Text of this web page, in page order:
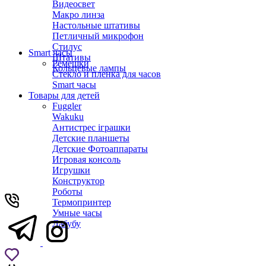
Видеосвет
Макро линза
Настольные штативы
Петличный микрофон
Стилус
Штативы
Кольцевые лампы
Smart часы
Ремешки
Стекло и пленка для часов
Smart часы
Товары для детей
Fuggler
Wakuku
Антистрес іграшки
Детские планшеты
Детские Фотоаппараты
Игровая консоль
Игрушки
Конструктор
Роботы
Термопринтер
Умные часы
Лабубу